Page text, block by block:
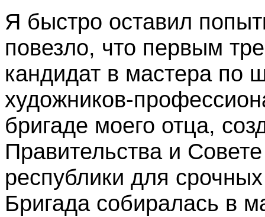
Я быстро оставил
повезло, что первым
кандидат в мастера по
художников-
бригаде моего отца,
Правительства и
республики для
Бригада собиралась в